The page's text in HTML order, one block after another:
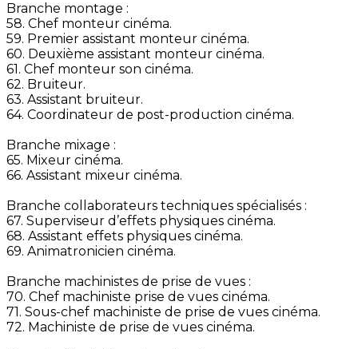
Branche montage :
58. Chef monteur cinéma.
59. Premier assistant monteur cinéma.
60. Deuxième assistant monteur cinéma.
61. Chef monteur son cinéma.
62. Bruiteur.
63. Assistant bruiteur.
64. Coordinateur de post-production cinéma.
Branche mixage :
65. Mixeur cinéma.
66. Assistant mixeur cinéma.
Branche collaborateurs techniques spécialisés :
67. Superviseur d’effets physiques cinéma.
68. Assistant effets physiques cinéma.
69. Animatronicien cinéma.
Branche machinistes de prise de vues :
70. Chef machiniste prise de vues cinéma.
71. Sous-chef machiniste de prise de vues cinéma.
72. Machiniste de prise de vues cinéma.